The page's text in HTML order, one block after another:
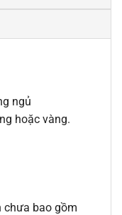
ngủ
hoặc vàng.
chưa bao gồm